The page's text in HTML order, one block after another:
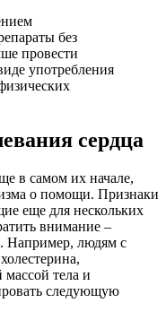
без
провести
употребления
сердца
в самом их начале,
о помощи. Признаки
еще для нескольких
внимание –
Например, людям с
массой тела и
следующую